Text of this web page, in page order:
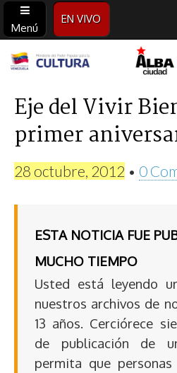
Menú
EN VIVO
Alba
Ciudad
96.3
FM
Eje del Vivir
primer
28 octubre, 2012 • 0
ESTA NOTICIA FUE
MUCHO TIEMPO
Usted está leyendo
nuestros archivos de
13 años. Cerciórece
de publicación de
permita que personas